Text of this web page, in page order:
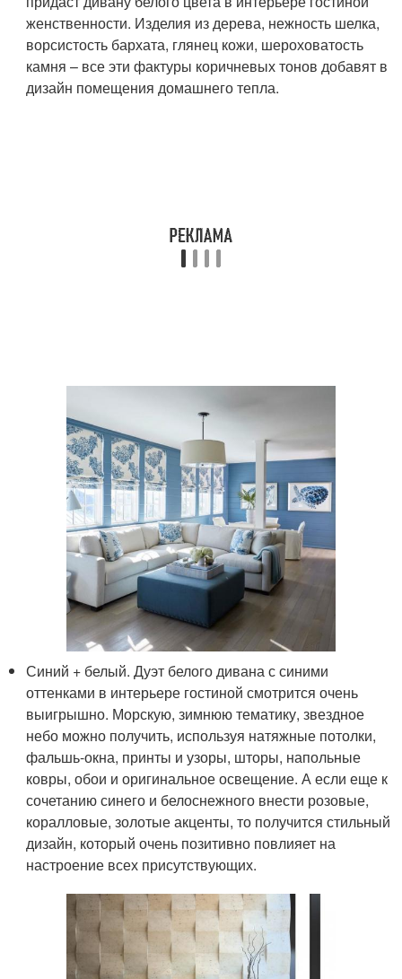
женственности. Изделия из дерева, нежность шелка,
ворсистость бархата, глянец кожи, шероховатость
камня – все эти фактуры коричневых тонов добавят в
дизайн помещения домашнего тепла.
Синий + белый. Дуэт белого дивана с синими
оттенками в интерьере гостиной смотрится очень
выигрышно. Морскую, зимнюю тематику, звездное
небо можно получить, используя натяжные потолки,
фальшь-окна, принты и узоры, шторы, напольные
ковры, обои и оригинальное освещение. А если еще к
сочетанию синего и белоснежного внести розовые,
коралловые, золотые акценты, то получится стильный
дизайн, который очень позитивно повлияет на
настроение всех присутствующих.